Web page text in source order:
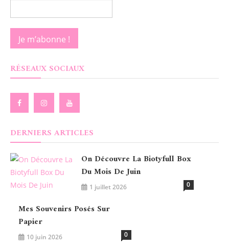
RÉSEAUX SOCIAUX
DERNIERS ARTICLES
On Découvre La Biotyfull Box
Du Mois De Juin
1 juillet 2026 0
Mes Souvenirs Posés Sur
Papier
10 juin 2026 0